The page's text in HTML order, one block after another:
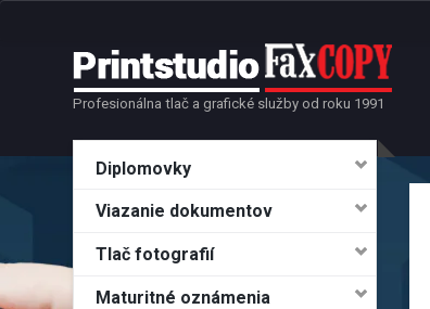
Profesionálna tlač a grafické služby od roku 1991
Diplomovky
Viazanie dokumentov
Tlač fotografií
Maturitné oznámenia